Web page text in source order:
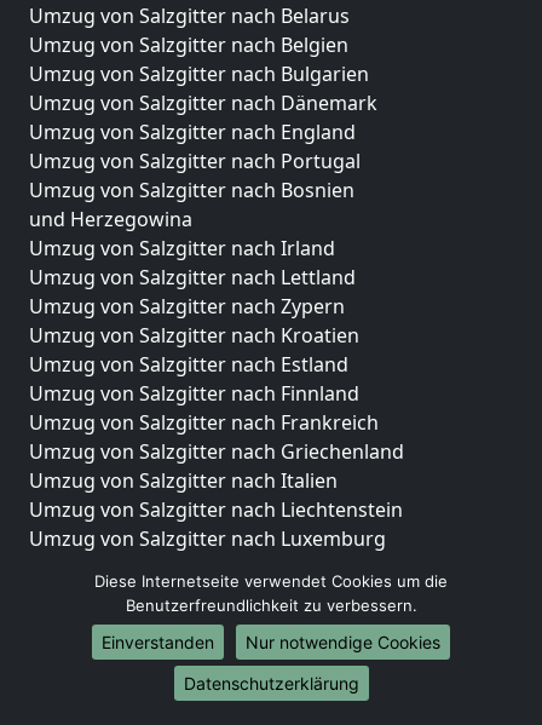
Umzug von Salzgitter nach Belarus
Umzug von Salzgitter nach Belgien
Umzug von Salzgitter nach Bulgarien
Umzug von Salzgitter nach Dänemark
Umzug von Salzgitter nach England
Umzug von Salzgitter nach Portugal
Umzug von Salzgitter nach Bosnien
und Herzegowina
Umzug von Salzgitter nach Irland
Umzug von Salzgitter nach Lettland
Umzug von Salzgitter nach Zypern
Umzug von Salzgitter nach Kroatien
Umzug von Salzgitter nach Estland
Umzug von Salzgitter nach Finnland
Umzug von Salzgitter nach Frankreich
Umzug von Salzgitter nach Griechenland
Umzug von Salzgitter nach Italien
Umzug von Salzgitter nach Liechtenstein
Umzug von Salzgitter nach Luxemburg
Umzug von Salzgitter nach Norwegen
Umzüge-Deutschlandweit
Umzug von Salzgitter nach Berlin
Diese Internetseite verwendet Cookies um die
Benutzerfreundlichkeit zu verbessern.
Einverstanden
Nur notwendige Cookies
Datenschutzerklärung